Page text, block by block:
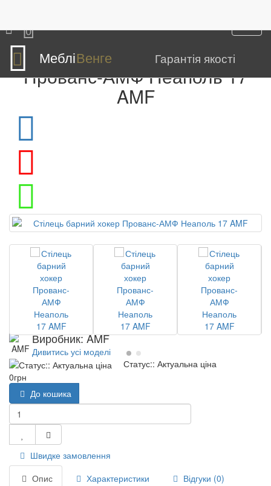
0
МебліВенге Гарантія якості
Стілець барний хокер
Прованс-АМФ Неаполь 17
AMF
Доступність Знято з продажу
Товар не продається
Виробник: AMF
Дивитись усі моделі
Статус:: Актуальна ціна
0грн
До кошика
Швидке замовлення
Опис
Характеристики Відгуки (0)